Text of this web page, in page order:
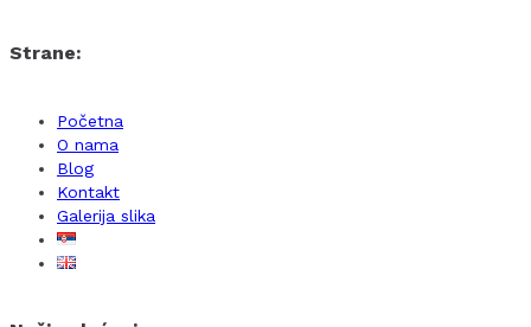
Strane:
Početna
O nama
Blog
Kontakt
Galerija slika